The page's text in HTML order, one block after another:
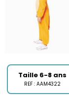
Taille 6-8 ans
REF : AAM4322